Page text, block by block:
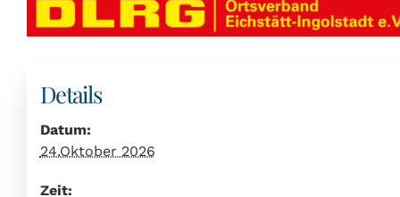
Details
Datum:
24.Oktober 2026
Zeit: